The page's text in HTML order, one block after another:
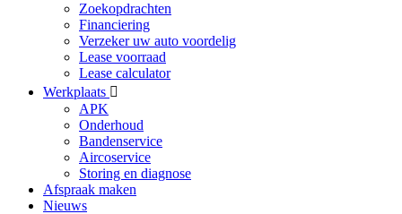
Zoekopdrachten
Financiering
Verzeker uw auto voordelig
Lease voorraad
Lease calculator
Werkplaats
APK
Onderhoud
Bandenservice
Aircoservice
Storing en diagnose
Afspraak maken
Nieuws